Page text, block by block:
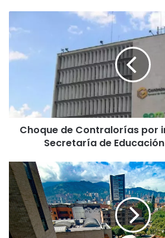
Choque de Contralorías por
Secretaría de